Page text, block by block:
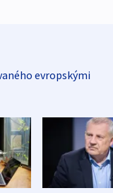
evropskými